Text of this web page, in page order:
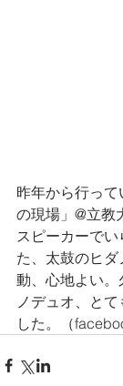
昨年から行っ
の現場」@立教
スピーカーで
た、太鼓のヒ
動、心地よい
ノデュオ、と
した。（